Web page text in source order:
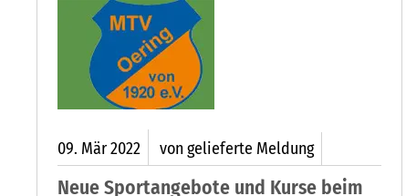
09. Mär2022 von gelieferte Meldung
Neue Sportangebote und Kurse beim